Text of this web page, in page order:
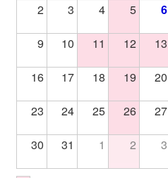
2 3 4 5 6
9 10 11 12 13
16 17 18 19 20
23 24 25 26 27
30 31 1 2 3